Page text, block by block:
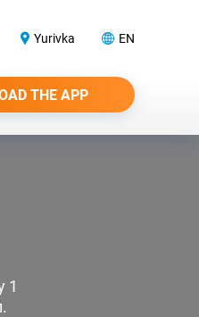
Yurivka EN
THE APP
1